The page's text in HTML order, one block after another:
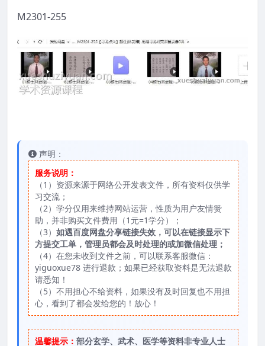
M2301-255
声明：
服务说明：
（1）资源来源于网络公开发表文件，所有资料仅供学
习交流；
（2）学分仅用来维持网站运营，性质为用户友情赞
助，并非购买文件费用（1元=1学分）；
（3） 如遇百度网盘分享链接失效，可以在链接显示下
方提交工单，管理员都会及时处理的或加微信处理；
（4）在您未收到文件之前，可以联系客服微信：
yiguoxue78 进行退款；如果已经获取资料是无法退款
请悉知！
（5）不用担心不给资料，如果没有及时回复也不用担
心，看到了都会发给您的！放心！
温馨提示： 部分玄学、武术、医学等资料非专业人士